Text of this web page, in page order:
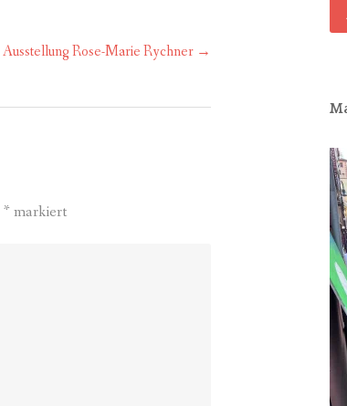
Ausstellung Rose-Marie Rychner →
*markiert